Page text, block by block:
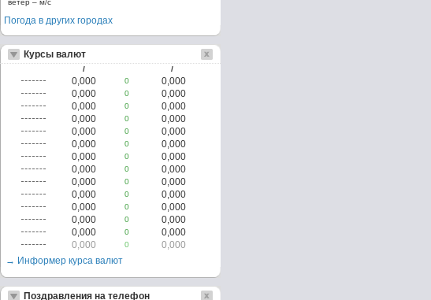
ветер – м/c
Погода в других городах
Курсы валют
/ /
0,000 0
0,000
0,000
0
0,000
0,000
0
0,000
0,000
0
0,000
0,000
0
0,000
0,000
0
0,000
0,000
0
0,000
0,000
0
0,000
0,000
0
0,000
0,000
0
0,000
0,000
0
0,000
0,000
0
0,000
0,000
0
0,000
0,000
0
0,000
→ Информер курса валют
Поздравления на телефон